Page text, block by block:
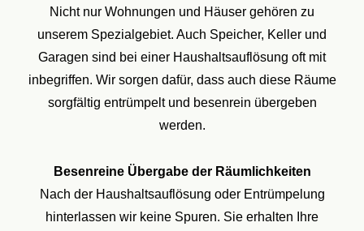
Nicht nur Wohnungen und Häuser gehören zu
unserem Spezialgebiet. Auch Speicher, Keller und
Garagen sind bei einer Haushaltsauflösung oft mit
inbegriffen. Wir sorgen dafür, dass auch diese Räume
sorgfältig entrümpelt und besenrein übergeben
werden.
Besenreine Übergabe der Räumlichkeiten
Nach der Haushaltsauflösung oder Entrümpelung
hinterlassen wir keine Spuren. Sie erhalten Ihre